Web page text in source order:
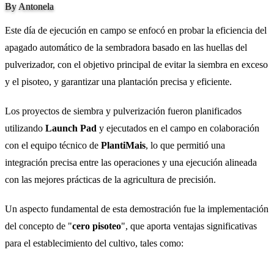
By Antonela
Este día de ejecución en campo se enfocó en probar la eficiencia del
apagado automático de la sembradora basado en las huellas del
pulverizador, con el objetivo principal de evitar la siembra en exceso
y el pisoteo, y garantizar una plantación precisa y eficiente.
Los proyectos de siembra y pulverización fueron planificados
utilizando Launch Pad y ejecutados en el campo en colaboración
con el equipo técnico de PlantiMais, lo que permitió una
integración precisa entre las operaciones y una ejecución alineada
con las mejores prácticas de la agricultura de precisión.
Un aspecto fundamental de esta demostración fue la implementación
del concepto de "cero pisoteo", que aporta ventajas significativas
para el establecimiento del cultivo, tales como: